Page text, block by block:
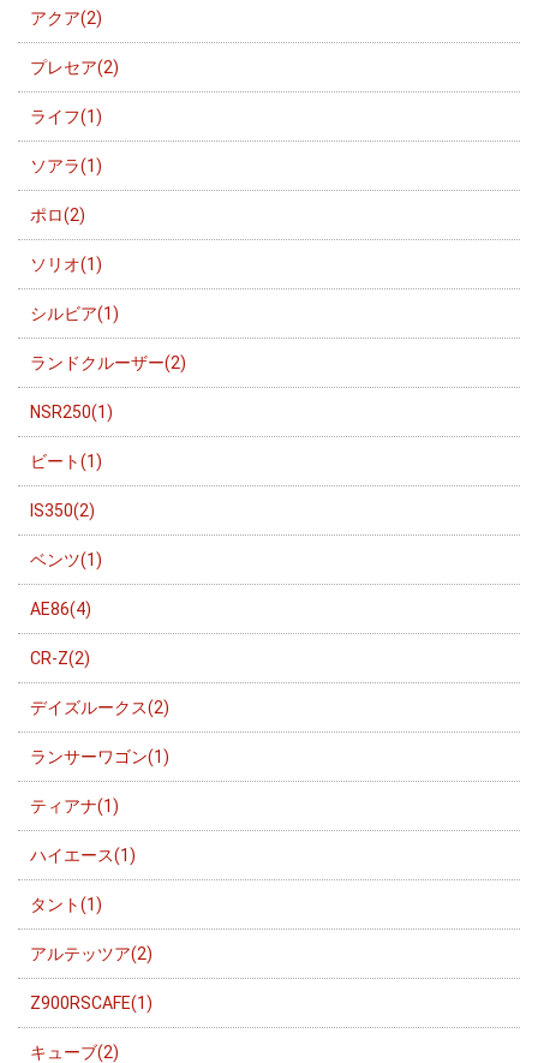
アクア(2)
プレセア(2)
ライフ(1)
ソアラ(1)
ポロ(2)
ソリオ(1)
シルビア(1)
ランドクルーザー(2)
NSR250(1)
ビート(1)
IS350(2)
ベンツ(1)
AE86(4)
CR-Z(2)
デイズルークス(2)
ランサーワゴン(1)
ティアナ(1)
ハイエース(1)
タント(1)
アルテッツア(2)
Z900RSCAFE(1)
キューブ(2)